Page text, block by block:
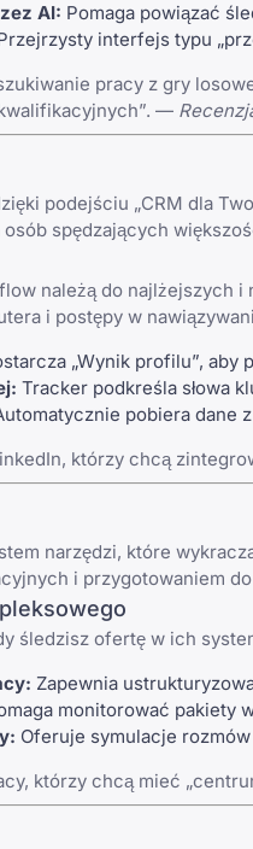
AI: Pomaga powiązać
interfejs typu
pracy z gry
—
podejściu „CRM dla
spędzających
należą do najlżejszych
i postępy w
„Wynik profilu”,
Tracker podkreśla słowa
pobiera dane
którzy chcą
narzędzi, które
i przygotowaniem
śledzisz ofertę w ich
Zapewnia
monitorować pakiety
Oferuje symulacje
którzy chcą mieć